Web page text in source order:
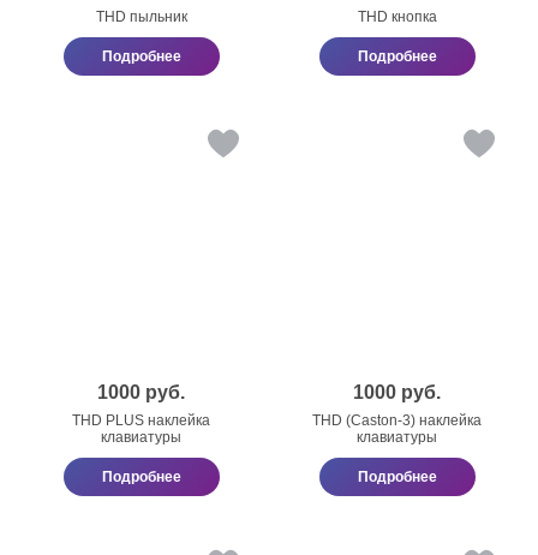
THD пыльник
Подробнее
THD кнопка
Подробнее
1000 руб.
THD PLUS наклейка
клавиатуры
Подробнее
1000 руб.
THD (Caston-3) наклейка
клавиатуры
Подробнее